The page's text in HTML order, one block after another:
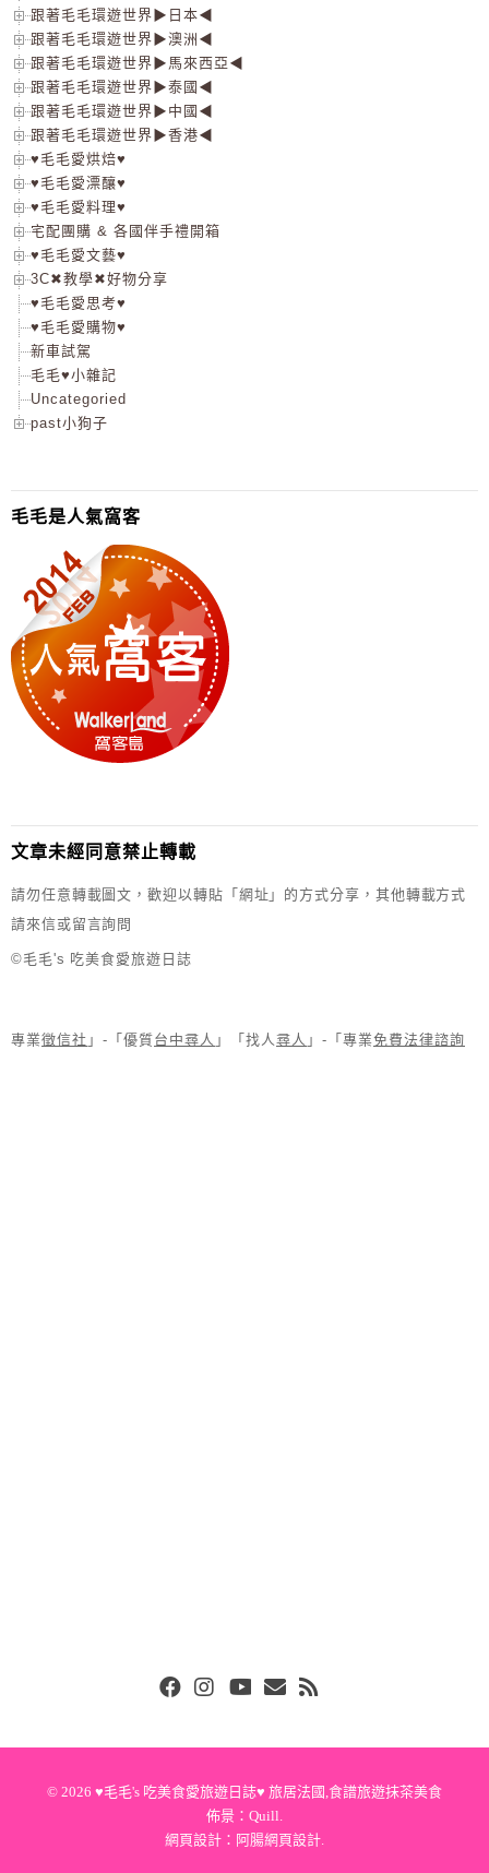
跟著毛毛環遊世界▶日本◀
跟著毛毛環遊世界▶澳洲◀
跟著毛毛環遊世界▶馬來西亞◀
跟著毛毛環遊世界▶泰國◀
跟著毛毛環遊世界▶中國◀
跟著毛毛環遊世界▶香港◀
♥毛毛愛烘焙♥
♥毛毛愛漂釀♥
♥毛毛愛料理♥
宅配團購 & 各國伴手禮開箱
♥毛毛愛文藝♥
3C✖教學✖好物分享
♥毛毛愛思考♥
♥毛毛愛購物♥
新車試駕
毛毛♥小雜記
Uncategoried
past小狗子
毛毛是人氣窩客
文章未經同意禁止轉載
請勿任意轉載圖文，歡迎以轉貼「網址」的方式分享，其他轉載方式
請來信或留言詢問
©毛毛's 吃美食愛旅遊日誌
專業徵信社 」-「優質台中尋人 」「找人 尋人 」-「專業免費法律諮詢
© 2026 ♥毛毛's 吃美食愛旅遊日誌♥ 旅居法國,食譜旅遊抹茶美食
佈景： Quill
網頁設計： 阿腸網頁設計